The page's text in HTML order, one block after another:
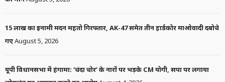
15 लाख का इनामी मदन महतो गिरफ्तार, AK-47 समेत तीन हार्डकोर माओवादी दबोचे
गएAugust 5, 2026
यूपी विधानसभा में हंगामा: ‘चंदा चोर’ के नारों पर भड़के CM योगी, सपा पर लगाया